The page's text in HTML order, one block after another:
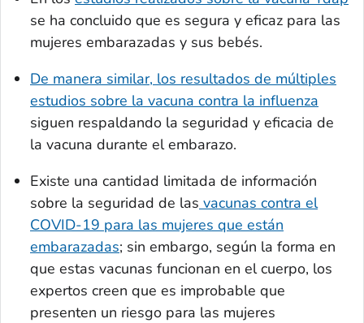
se ha concluido que es segura y eficaz para las
mujeres embarazadas y sus bebés.
De manera similar, los resultados de múltiples
estudios sobre la vacuna contra la influenza
siguen respaldando la seguridad y eficacia de
la vacuna durante el embarazo.
Existe una cantidad limitada de información
sobre la seguridad de las vacunas contra el
COVID-19 para las mujeres que están
embarazadas; sin embargo, según la forma en
que estas vacunas funcionan en el cuerpo, los
expertos creen que es improbable que
presenten un riesgo para las mujeres